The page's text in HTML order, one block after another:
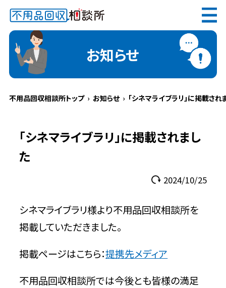
電話で無料お見積り（受付 8:30-17:30）
不用品回収相談所TOP
当社について
サービス
お知らせ
不用品回収相談所トップ お知らせ 「シネマライブラリ」に掲載され
「シネマライブラリ」に掲載されまし
た
2024/10/25
シネマライブラリ様より不用品回収相談所を
掲載していただきました。
掲載ページはこちら：提携先メディア
不用品回収相談所では今後とも皆様の満足